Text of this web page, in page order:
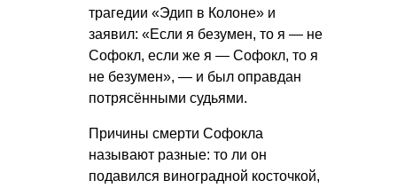
трагедии «Эдип в Колоне» и
заявил: «Если я безумен, то я — не
Софокл, если же я — Софокл, то я
не безумен», — и был оправдан
потрясёнными судьями.
Причины смерти Софокла
называют разные: то ли он
подавился виноградной косточкой,